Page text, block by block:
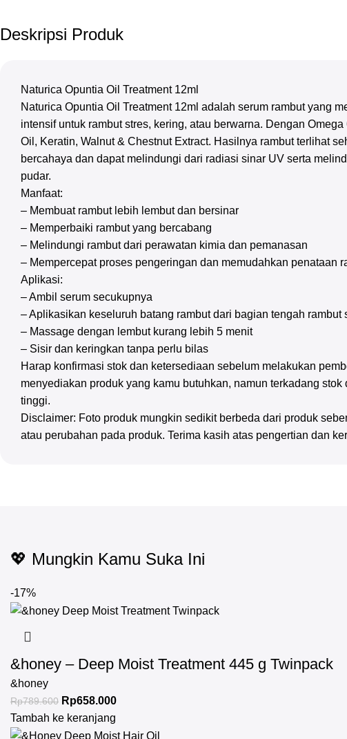
Deskripsi Produk
Naturica Opuntia Oil Treatment 12ml
Naturica Opuntia Oil Treatment 12ml adalah serum rambut yang
intensif untuk rambut stres, kering, atau berwarna. Dengan
Oil, Keratin, Walnut & Chestnut Extract. Hasilnya rambut terlihat
bercahaya dan dapat melindungi dari radiasi sinar UV serta
pudar.
Manfaat:
– Membuat rambut lebih lembut dan bersinar
– Memperbaiki rambut yang bercabang
– Melindungi rambut dari perawatan kimia dan pemanasan
– Mempercepat proses pengeringan dan memudahkan penataan
Aplikasi:
– Ambil serum secukupnya
– Aplikasikan keseluruh batang rambut dari bagian tengah rambut
– Massage dengan lembut kurang lebih 5 menit
– Sisir dan keringkan tanpa perlu bilas
Harap konfirmasi stok dan ketersediaan sebelum melakukan
menyediakan produk yang kamu butuhkan, namun terkadang
tinggi.
Disclaimer: Foto produk mungkin sedikit berbeda dari produk
atau perubahan pada produk. Terima kasih atas pengertian dan
💖 Mungkin Kamu Suka Ini
-17%
&honey – Deep Moist Treatment 445 g Twinpack
&honey
Rp789.600 Rp658.000
Tambah ke keranjang